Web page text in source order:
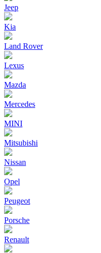
Jeep
Kia
Land Rover
Lexus
Mazda
Mercedes
MINI
Mitsubishi
Nissan
Opel
Peugeot
Porsche
Renault